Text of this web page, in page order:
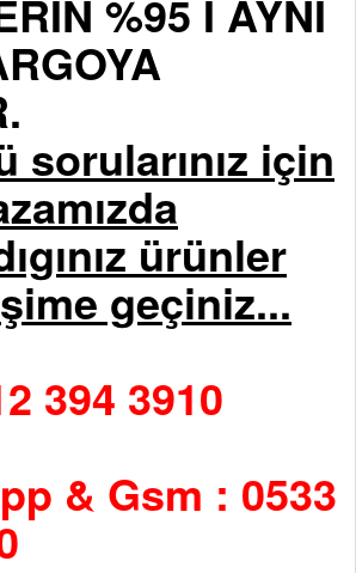
%95 İ AYNI
sorularınız için
ürünler
geçiniz...
394 3910
& Gsm : 0533